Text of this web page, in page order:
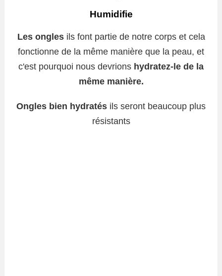
Humidifie
Les onglesils font partie de notre corps et cela
fonctionne de la même manière que la peau, et
c'est pourquoi nous devrions hydratez-le de la
même manière.
Ongles bien hydratés ils seront beaucoup plus
résistants